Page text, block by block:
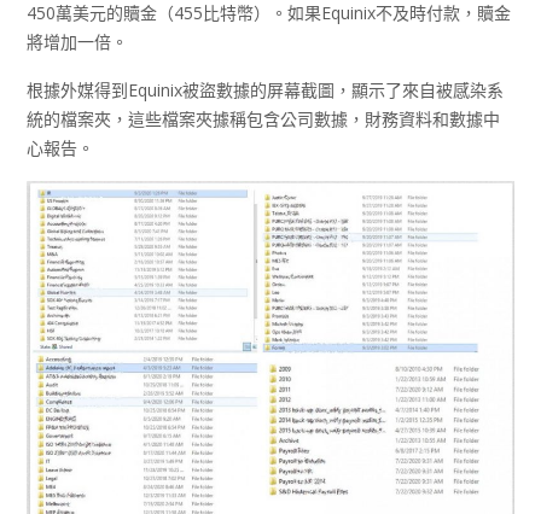
450萬美元的贖金（455比特幣）。如果Equinix不及時付款，贖金
將增加一倍。
根據外媒得到Equinix被盜數據的屏幕截圖，顯示了來自被感染系
統的檔案夾，這些檔案夾據稱包含公司數據，財務資料和數據中
心報告。